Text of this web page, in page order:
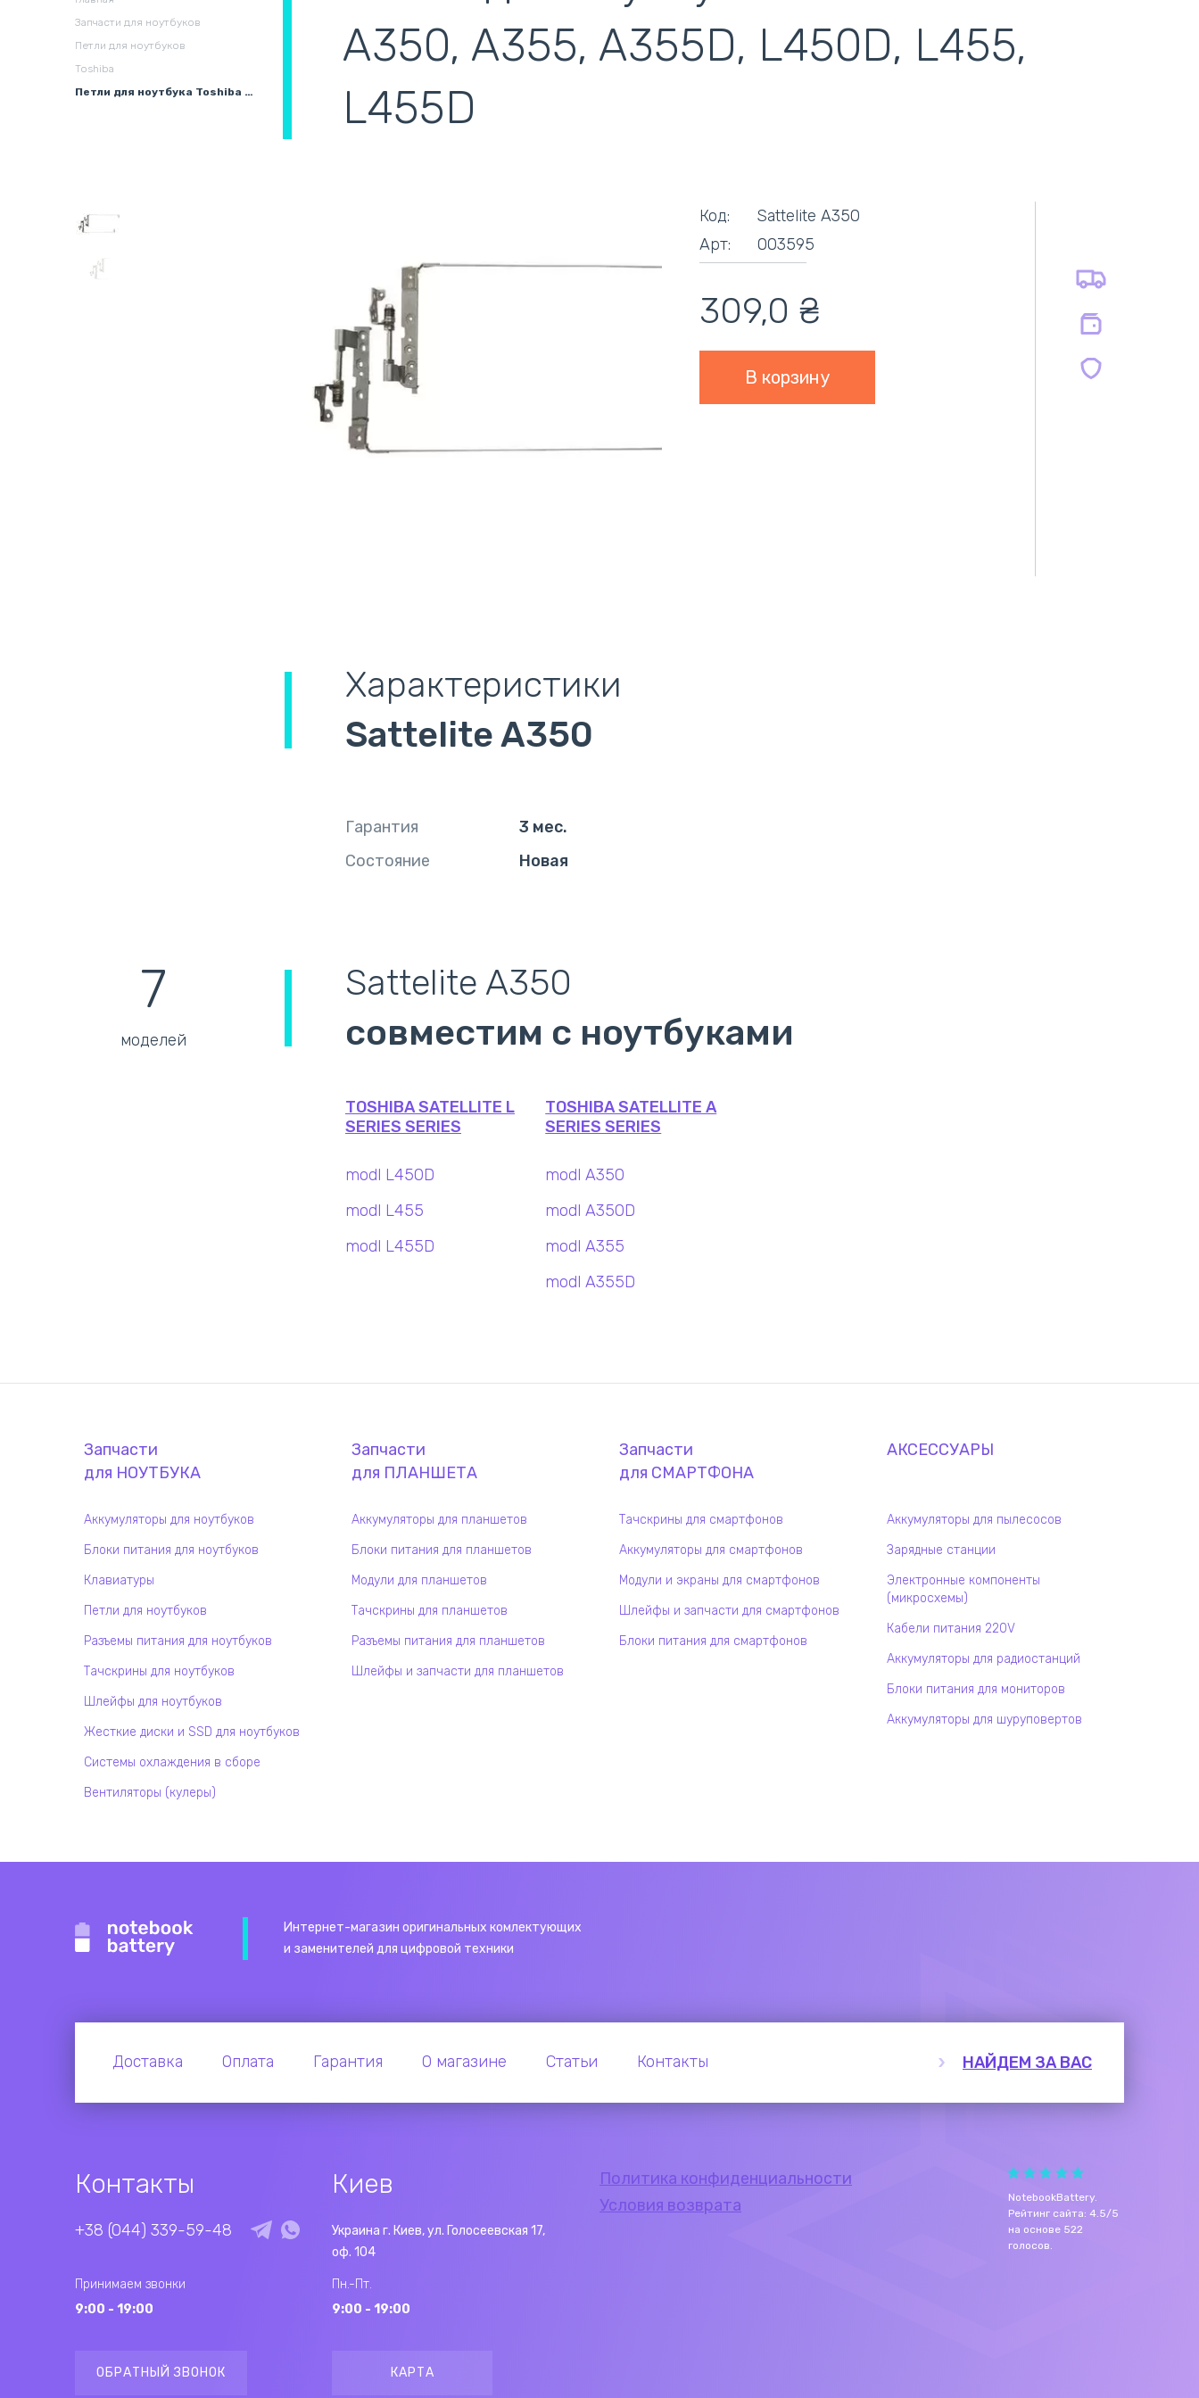
охлаждения в сборе
Запчасти для ноутбуков
Петли для ноутбуков
Toshiba
Петли для ноутбука Toshiba Sattelite A350, A355, A355D, L450D, L455, L455D
A350, A355, A355D, L450D, L455,
L455D
Код:
Sattelite A350
Арт:
003595
309,0 ₴
самовывоз из новой почты
безналичный расчёт
Характеристики
Sattelite A350
Гарантия
3 мес.
Состояние
Новая
7
моделей
Sattelite A350
совместим с ноутбуками
TOSHIBA SATELLITE L
SERIES SERIES
modl L450D
modl L455
modl L455D
TOSHIBA SATELLITE A
SERIES SERIES
modl A350
modl A350D
modl A355
modl A355D
Запчасти
для НОУТБУКА
Аккумуляторы для ноутбуков
Блоки питания для ноутбуков
Клавиатуры
Петли для ноутбуков
Разъемы питания для ноутбуков
Тачскрины для ноутбуков
Шлейфы для ноутбуков
Жесткие диски и SSD для ноутбуков
Системы охлаждения в сборе
Вентиляторы (кулеры)
Запчасти
для ПЛАНШЕТА
Аккумуляторы для планшетов
Блоки питания для планшетов
Модули для планшетов
Тачскрины для планшетов
Разъемы питания для планшетов
Шлейфы и запчасти для планшетов
Запчасти
для СМАРТФОНА
Тачскрины для смартфонов
Аккумуляторы для смартфонов
Модули и экраны для смартфонов
Шлейфы и запчасти для смартфонов
Блоки питания для смартфонов
АКСЕССУАРЫ
Аккумуляторы для пылесосов
Зарядные станции
Электронные компоненты
(микросхемы)
Кабели питания 220V
Аккумуляторы для радиостанций
Блоки питания для мониторов
Аккумуляторы для шуруповертов
Интернет-магазин оригинальных комлектующих
и заменителей для цифровой техники
Доставка Оплата Гарантия О магазине Статьи Контакты НАЙДЕМ ЗА ВАС
Контакты
+38 (044) 339-59-48
Принимаем звонки
9:00 - 19:00
ОБРАТНЫЙ ЗВОНОК
Киев
Украина г. Киев, ул. Голосеевская 17,
оф. 104
Пн.-Пт.
9:00 - 19:00
КАРТА
Политика конфиденциальности
Условия возврата
NotebookBattery.
Рейтинг сайта: 4.5/5
на основе 522
голосов.